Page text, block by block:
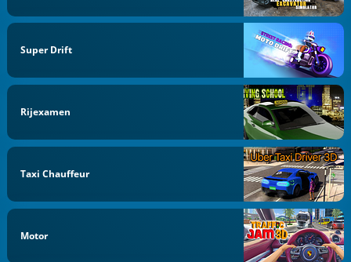
Super Drift
Rijexamen
Taxi Chauffeur
Motor